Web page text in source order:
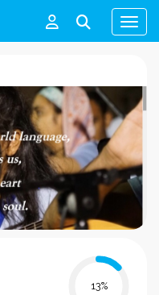
Menu
13%